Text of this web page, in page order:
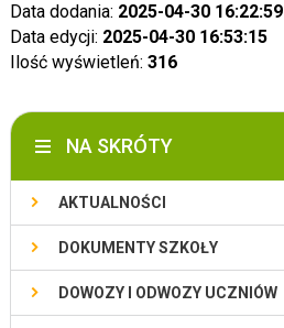
Data dodania: 2025-04-30 16:22:59
Data edycji: 2025-04-30 16:53:15
Ilość wyświetleń: 316
NA SKRÓTY
AKTUALNOŚCI
DOKUMENTY SZKOŁY
DOWOZY I ODWOZY UCZNIÓW